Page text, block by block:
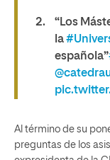
“Los
la
española”
Al término de su
preguntas de los